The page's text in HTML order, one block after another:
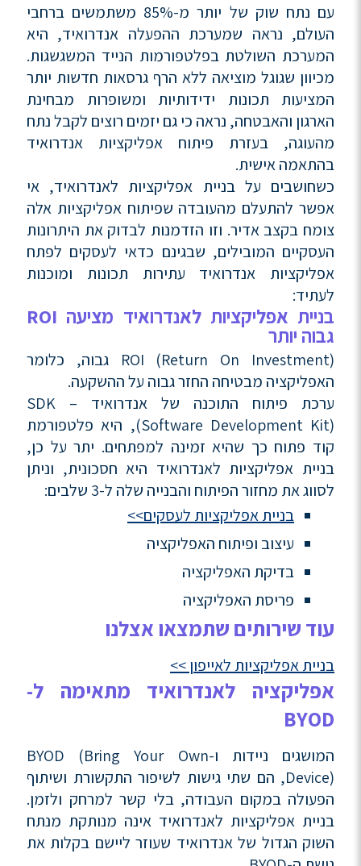
עם נתח שוק של יותר מ-85% משתמשים ברחבי
העולם, נראה שמערכת ההפעלה אנדרואיד, היא
המערכת השולטת בפלטפורמות הנייד המשגשגות.
מכיוון שגוגל מוציאה ללא הרף גרסאות חדשות יותר
המציעות תכונות ידידותיות ומשופרות מבחינת
הארגון והאבטחה, נראה כי גם יזמים רוצים לקבל נתח
מהעוגה, בעזרת פיתוח אפליקציות אנדרואיד
בהתאמה אישית.
כשחושבים על בניית אפליקציות לאנדרואיד, אי
אפשר להתעלם מהעובדה שפיתוח אפליקציות אלה
צומח בקצב אדיר. וזו הזדמנות לבדוק את היתרונות
העסקיים המובילים, שבגינם כדאי לעסקים לפתח
אפליקציות אנדרואיד עתירות תכונות ומוכנות
לעתיד:
בניית אפליקציות לאנדרואיד מציעה ROI
גבוה יותר
ROI (Return On Investment) גבוה, כלומר
האפליקציה מבטיחה החזר גבוה על ההשקעה.
ערכת פיתוח התוכנה של אנדרואיד – SDK
(Software Development Kit), היא פלטפורמת
קוד פתוח כך שהיא זמינה למפתחים. יתר על כן,
בניית אפליקציות לאנדרואיד היא חסכונית, וניתן
לסווג את מחזור הפיתוח והבנייה שלה ל-3 שלבים:
בניית אפליקציות לעסקים>>
עיצוב ופיתוח האפליקציה
בדיקת האפליקציה
פריסת האפליקציה
עוד שירותים שתמצאו אצלנו
בניית אפליקציות לאייפון >>
אפליקציה לאנדרואיד מתאימה ל-
BYOD
המושגים ניידות ו-BYOD (Bring Your Own
Device), הם שתי גישות לשיפור התקשורת ושיתוף
הפעולה במקום העבודה, בלי קשר למרחק ולזמן.
בניית אפליקציות לאנדרואיד אינה מנותקת מנתח
השוק הגדול של אנדרואיד שעוזר ליישם בקלות את